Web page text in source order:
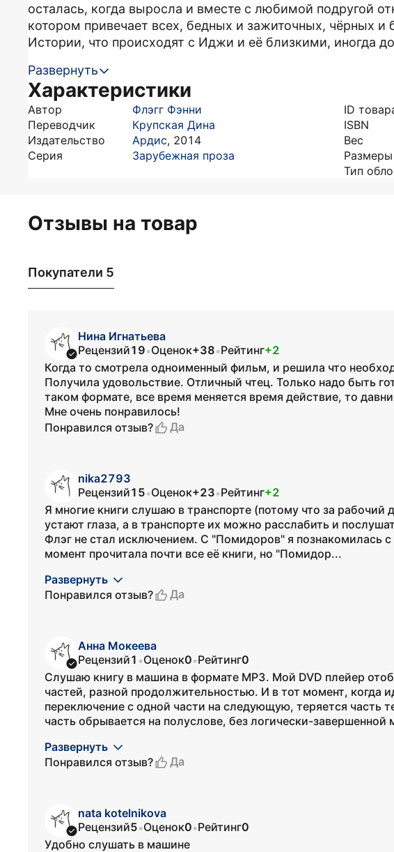
осталась, когда выросла и вместе с любимой подругой
котором привечает всех, бедных и зажиточных, чёрных и
Истории, что происходят с Иджи и её близкими, иногда
Развернуть
Характеристики
Автор
Флэгг Фэнни
Переводчик
Крупская Дина
Издательство
Ардис, 2014
Серия
Зарубежная проза
ID
ISBN
Вес
Размеры
Тип
Отзывы на товар
Покупатели 5
Нина Игнатьева
Рецензий19•Оценок+38•Рейтинг+2
Когда то смотрела одноименный фильм, и решила что
Получила удовольствие. Отличный чтец. Только надо быть
таком формате, все время меняется время действие, то
Мне очень понравилось!
Понравился отзыв?
Да
nika2793
Рецензий15•Оценок+23•Рейтинг+2
Я многие книги слушаю в транспорте (потому что за рабочий
устают глаза, а в транспорте их можно расслабить и
Флэг не стал исключением. С "Помидоров" я познакомилась с
момент прочитала почти все её книги, но "Помидор...
Развернуть
Понравился отзыв?
Да
Анна Мокеева
Рецензий1 •Оценок0•Рейтинг0
Слушаю книгу в машина в формате MP3. Мой DVD плейер
частей, разной продолжительностью. И в тот момент, когда
переключение с одной части на следующую, теряется часть
часть обрывается на полуслове, без логически-завершенной
Развернуть
Понравился отзыв?
Да
nata kotelnikova
Рецензий5•Оценок0•Рейтинг0
Удобно слушать в машине